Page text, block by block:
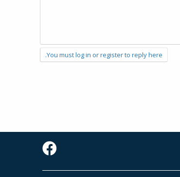
You must log in or register to reply here.